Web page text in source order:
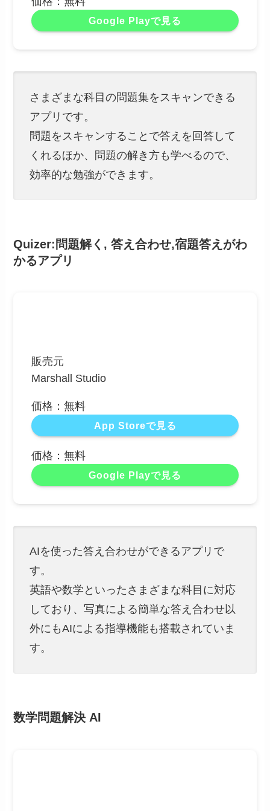
Google Playで見る
さまざまな科目の問題集をスキャンできる
アプリです。
問題をスキャンすることで答えを回答して
くれるほか、問題の解き方も学べるので、
効率的な勉強ができます。
Quizer:問題解く, 答え合わせ,宿題答えがわ
かるアプリ
販売元
Marshall Studio
価格：無料
App Storeで見る
価格：無料
Google Playで見る
AIを使った答え合わせができるアプリで
す。
英語や数学といったさまざまな科目に対応
しており、写真による簡単な答え合わせ以
外にもAIによる指導機能も搭載されていま
す。
数学問題解決 AI